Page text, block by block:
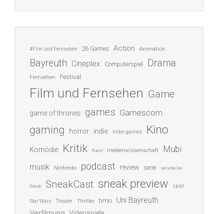
#Film und Fernsehen 26 Games Action Animation
Bayreuth Cineplex Computerspiel Drama
Fernsehen Festival
Film und Fernsehen Game
game of thrones games Gamescom
gaming horror indie Indie games Kino
Komödie Kritik Kunst medienwissenschaft Mubi
musik Nintendo podcast review serie serienkiller
Sneak SneakCast sneak preview spiel
Star Wars Theater Thriller timo Uni Bayreuth